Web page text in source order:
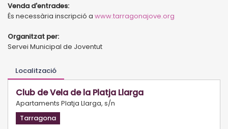
Venda d'entrades:
És necessària inscripció a www.tarragonajove.org
Organitzat per:
Servei Municipal de Joventut
Localització
Club de Vela de la Platja Llarga
Apartaments Platja Llarga, s/n
Tarragona